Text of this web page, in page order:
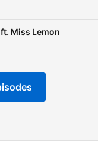
Miss Lemon